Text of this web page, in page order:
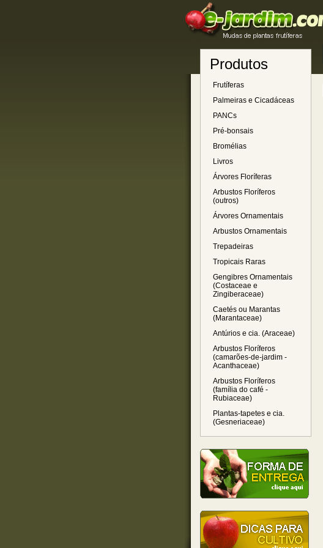
Produtos
Frutíferas
Palmeiras e Cicadáceas
PANCs
Pré-bonsais
Bromélias
Livros
Árvores Floríferas
Arbustos Floríferos
(outros)
Árvores Ornamentais
Arbustos Ornamentais
Trepadeiras
Tropicais Raras
Gengibres Ornamentais
(Costaceae e
Zingiberaceae)
Caetés ou Marantas
(Marantaceae)
Antúrios e cia. (Araceae)
Arbustos Floríferos
(camarões-de-jardim -
Acanthaceae)
Arbustos Floríferos
(família do café -
Rubiaceae)
Plantas-tapetes e cia.
(Gesneriaceae)